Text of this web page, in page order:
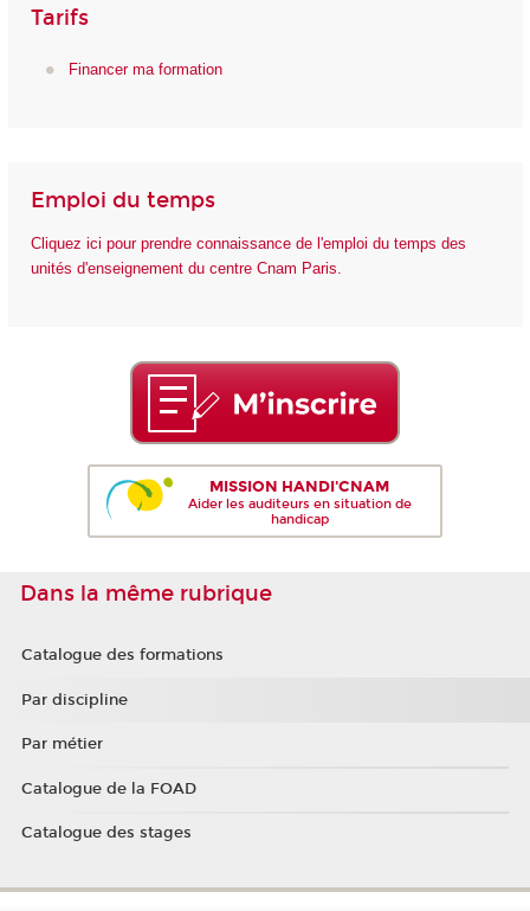
Tarifs
Financer ma formation
Emploi du temps
Cliquez ici pour prendre connaissance de l'emploi du temps des
unités d'enseignement du centre Cnam Paris.
MISSION HANDI'CNAM
Aider les auditeurs en situation de
handicap
Dans la même rubrique
Catalogue des formations
Par discipline
Par métier
Catalogue de la FOAD
Catalogue des stages